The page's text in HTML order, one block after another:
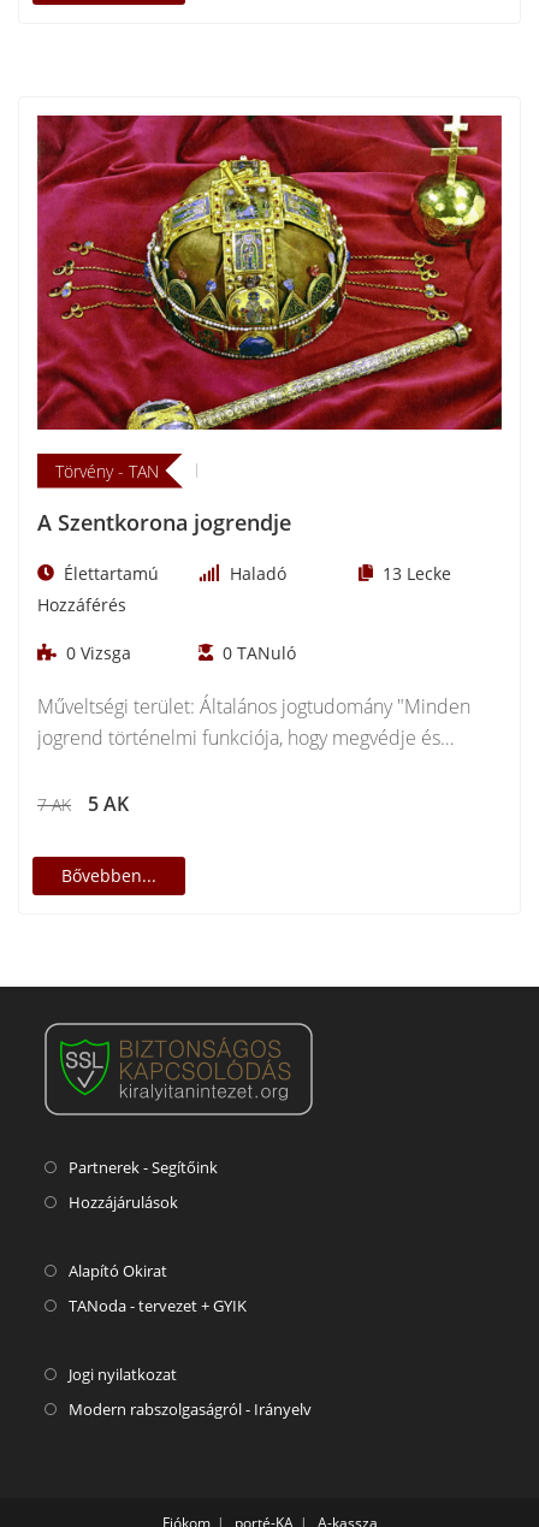
Törvény - TAN
A Szentkorona jogrendje
Élettartamú
Hozzáférés
Haladó 13 Lecke
0 Vizsga 0TANuló
Műveltségi terület: Általános jogtudomány "Minden
jogrend történelmi funkciója, hogy megvédje és
7 AK 5 AK
Bővebben...
Partnerek - Segítőink
Hozzájárulások
Alapító Okirat
TANoda - tervezet + GYIK
Jogi nyilatkozat
Modern rabszolgaságról - Irányelv
Fiókom porté-KA A-kassza